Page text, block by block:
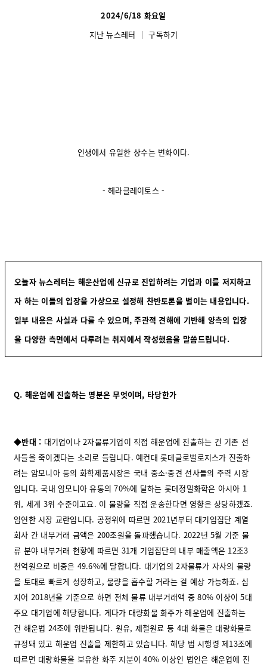
2024/6/18 화요일
지난 뉴스레터 │구독하기
인생에서 유일한 상수는 변화이다.
- 헤라클레이토스 -
오늘자 뉴스레터는 해운산업에 신규로 진입하려는 기업과 이를 저지하고
자 하는 이들의 입장을 가상으로 설정해 찬반토론을 벌이는 내용입니다.
일부 내용은 사실과 다를 수 있으며, 주관적 견해에 기반해 양측의 입장
을 다양한 측면에서 다루려는 취지에서 작성했음을 말씀드립니다.
Q. 해운업에 진출하는 명분은 무엇이며, 타당한가
◆반대 : 대기업이나 2자물류기업이 직접 해운업에 진출하는 건 기존 선
사들을 죽이겠다는 소리로 들립니다. 예컨대 롯데글로벌로지스가 진출하
려는 암모니아 등의 화학제품시장은 국내 중소·중견 선사들의 주력 시장
입니다. 국내 암모니아 유통의 70%에 달하는 롯데정밀화학은 아시아 1
위, 세계 3위 수준이고요. 이 물량을 직접 운송한다면 영향은 상당하겠죠.
엄연한 시장 교란입니다. 공정위에 따르면 2021년부터 대기업집단 계열
회사 간 내부거래 금액은 200조원을 돌파했습니다. 2022년 5월 기준 물
류 분야 내부거래 현황에 따르면 31개 기업집단의 내부 매출액은 12조3
천억원으로 비중은 49.6%에 달합니다. 대기업의 2자물류가 자사의 물량
을 토대로 빠르게 성장하고, 물량을 흡수할 거라는 걸 예상 가능하죠. 심
지어 2018년을 기준으로 하면 전체 물류 내부거래액 중 80% 이상이 5대
주요 대기업에 해당합니다. 게다가 대량화물 화주가 해운업에 진출하는
건 해운법 24조에 위반됩니다. 원유, 제철원료 등 4대 화물은 대량화물로
규정돼 있고 해운업 진출을 제한하고 있습니다. 해당 법 시행령 제13조에
따르면 대량화물을 보유한 화주 지분이 40% 이상인 법인은 해운업에 진